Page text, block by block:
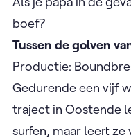
boef? ​
Tussen de golven
​Productie:
​Gedurende een vijf
traject in Oostende
surfen, maar leert